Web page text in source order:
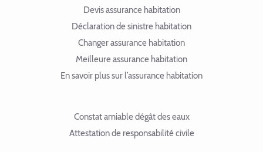
Devis assurance habitation
Déclaration de sinistre habitation
Changer assurance habitation
Meilleure assurance habitation
En savoir plus sur l’assurance habitation
Constat amiable dégât des eaux
Attestation de responsabilité civile